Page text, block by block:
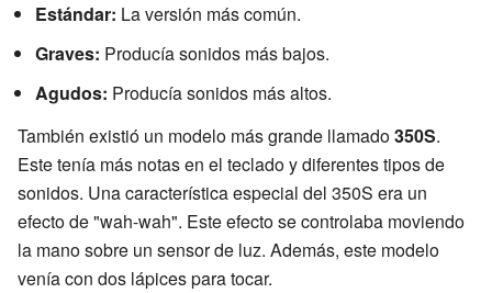
Estándar: La versión más común.
Graves: Producía sonidos más bajos.
Agudos: Producía sonidos más altos.
También existió un modelo más grande llamado350S.
Este tenía más notas en el teclado y diferentes tipos de
sonidos. Una característica especial del 350S era un
efecto de "wah-wah". Este efecto se controlaba moviendo
la mano sobre un sensor de luz. Además, este modelo
venía con dos lápices para tocar.